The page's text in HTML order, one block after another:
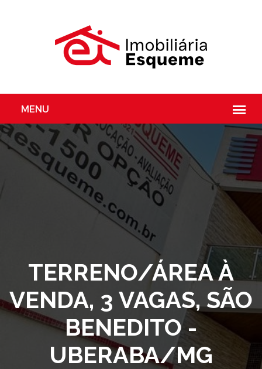
TERRENO/ÁREA À
VENDA, 3 VAGAS, SÃO
BENEDITO -
UBERABA/MG